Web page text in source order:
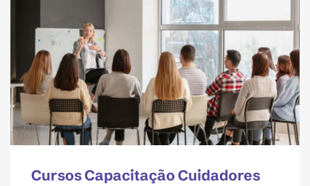
Cursos Capacitação Cuidadores